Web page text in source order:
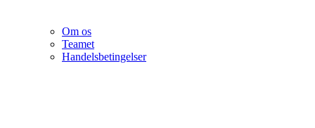
Om os
Teamet
Handelsbetingelser